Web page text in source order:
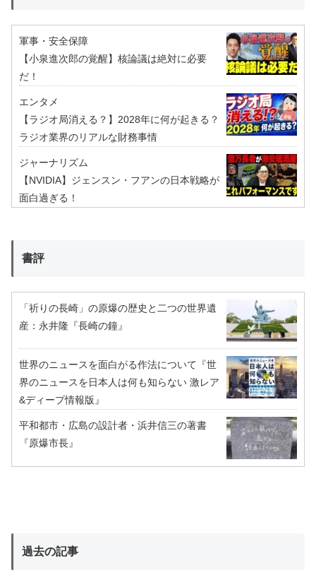
軍事・安全保障
【小泉進次郎の覚醒】核論議は絶対に必要
だ！
エンタメ
【ラジオ局消える？】2028年に何が起きる？
ラジオ業界のリアルな財務事情
ジャーナリズム
【NVIDIA】ジェンスン・フアンの日本戦略が
面白過ぎる！
書評
「祈りの長崎」の原爆の歴史と二つの世界遺
産：永井隆『長崎の鐘』
世界のニュースを面白がる作法について『世
界のニュースを日本人は何も知らない 激レア
&ディープ情報版』
平和都市・広島の設計者・浜井信三の著書
『原爆市長』
過去の記事